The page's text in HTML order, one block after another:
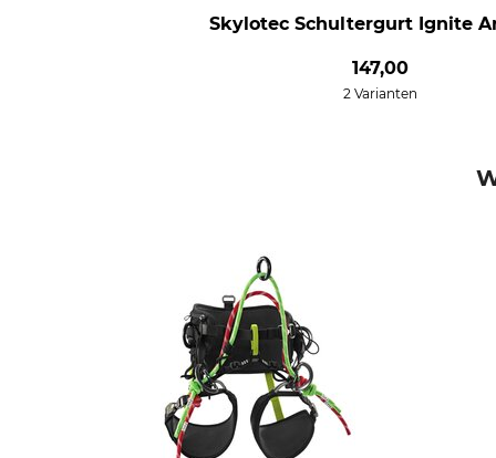
Skylotec Schultergurt Ignite
147,00
2 Varianten